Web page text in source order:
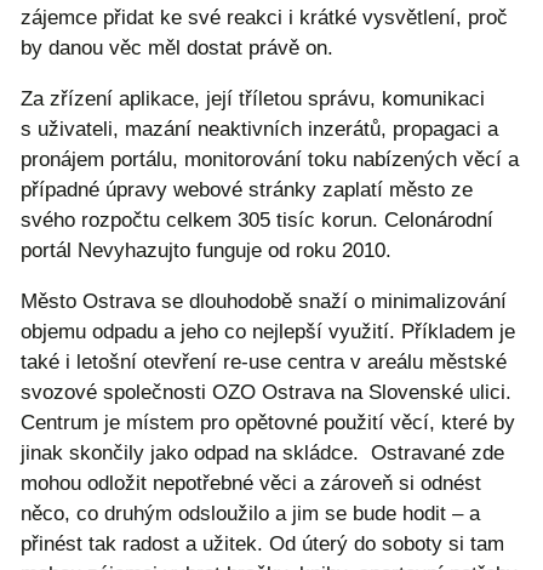
zájemce přidat ke své reakci i krátké vysvětlení, proč
by danou věc měl dostat právě on.
Za zřízení aplikace, její tříletou správu, komunikaci
s uživateli, mazání neaktivních inzerátů, propagaci a
pronájem portálu, monitorování toku nabízených věcí a
případné úpravy webové stránky zaplatí město ze
svého rozpočtu celkem 305 tisíc korun. Celonárodní
portál Nevyhazujto funguje od roku 2010.
Město Ostrava se dlouhodobě snaží o minimalizování
objemu odpadu a jeho co nejlepší využití. Příkladem je
také i letošní otevření re-use centra v areálu městské
svozové společnosti OZO Ostrava na Slovenské ulici.
Centrum je místem pro opětovné použití věcí, které by
jinak skončily jako odpad na skládce. Ostravané zde
mohou odložit nepotřebné věci a zároveň si odnést
něco, co druhým odsloužilo a jim se bude hodit – a
přinést tak radost a užitek. Od úterý do soboty si tam